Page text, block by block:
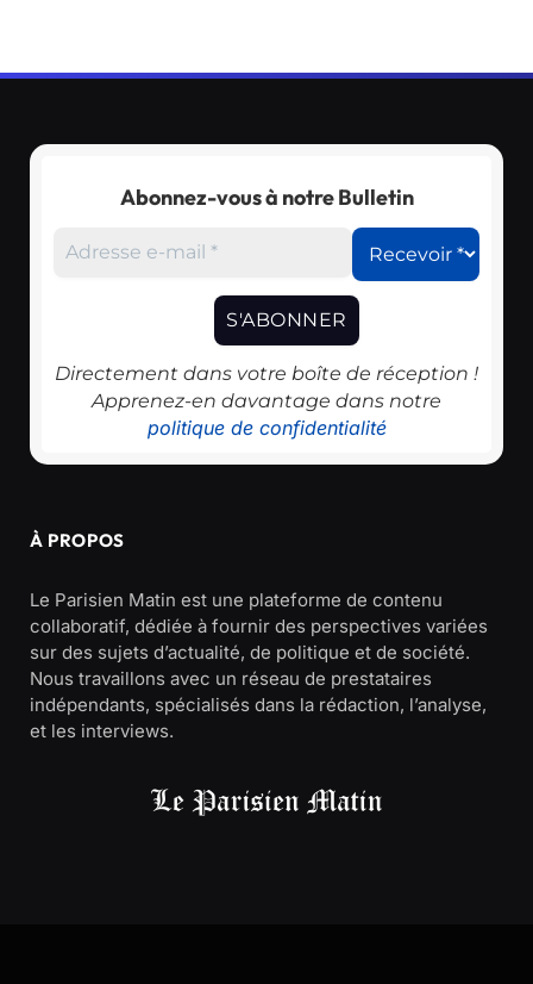
Abonnez-vous à notre Bulletin
Directement dans votre boîte de réception !
Apprenez-en davantage dans notre
politique de confidentialité
À PROPOS
Le Parisien Matin est une plateforme de contenu
collaboratif, dédiée à fournir des perspectives variées
sur des sujets d’actualité, de politique et de société.
Nous travaillons avec un réseau de prestataires
indépendants, spécialisés dans la rédaction, l’analyse,
et les interviews.